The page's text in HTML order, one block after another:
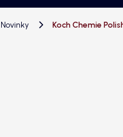
Novinky Koch Chemie